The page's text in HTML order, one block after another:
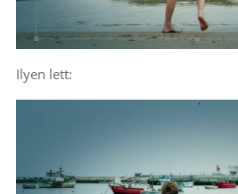
Ilyen lett: